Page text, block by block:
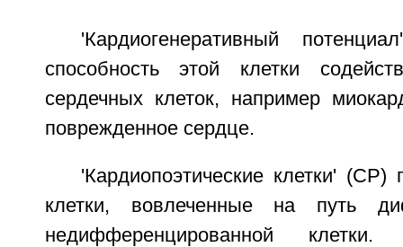
'Кардиогенеративный
способность этой клетки
сердечных клеток, например
поврежденное сердце.
'Кардиопоэтические клетки' (СР)
клетки, вовлеченные на путь
недифференцированной клетки.